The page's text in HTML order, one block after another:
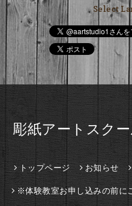
Select
彫紙アートスク
トップページ お知らせ
※体験教室お申し込みの前に